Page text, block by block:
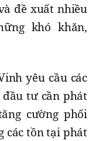
đề xuất nhiều
khó khăn,
yêu cầu các
tư cần phát
cường phối
các tồn tại phát